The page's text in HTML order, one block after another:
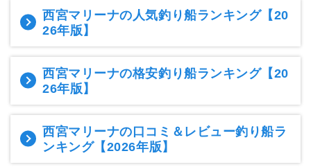
西宮マリーナの人気釣り船ランキング【20
26年版】
西宮マリーナの格安釣り船ランキング【20
26年版】
西宮マリーナの口コミ＆レビュー釣り船ラ
ンキング【2026年版】